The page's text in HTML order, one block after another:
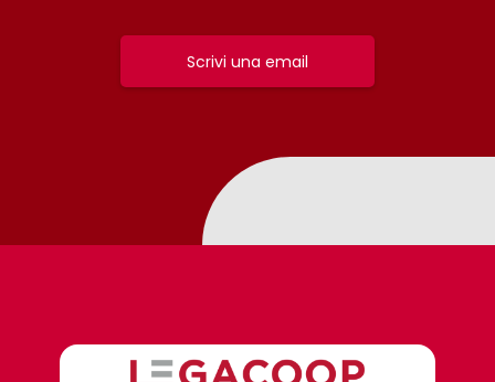
Scrivi una email